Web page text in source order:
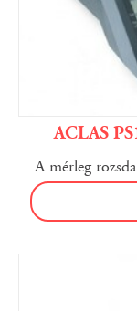
ACLAS
A mérleg